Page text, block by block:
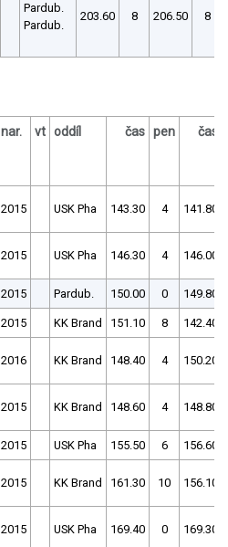
Pardub.
Pardub.
203.60 8 206.50 8
nar. vt oddíl čas pen čas
2015 USK Pha 143.30 4 141.80
2015 USK Pha 146.30 4 146.00
2015 Pardub. 150.00 0 149.80
2015 KK Brand 151.10 8 142.40
2016 KK Brand 148.40 4 150.20
2015 KK Brand 148.60 4 148.80
2015 USK Pha 155.50 6 156.60
2015 KK Brand 161.30 10 156.10
2015 USK Pha 169.40 0 169.30